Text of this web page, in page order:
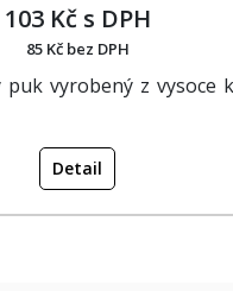
103 Kč s DPH
85 Kč bez DPH
puk vyrobený z vysoce
Detail